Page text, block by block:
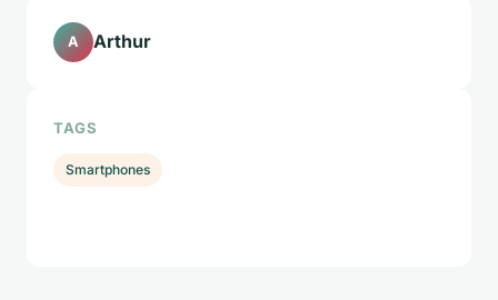
A Arthur
TAGS
Smartphones